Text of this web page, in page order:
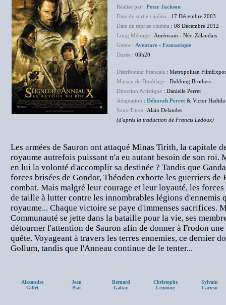
Réalisé par : Peter Jackson
Date de sortie cinéma : 17 Décembre 2003
Date de reprise cinéma : 08 Décembre 2012
Long Métrage : Américain - Néo-Zélandais
Genre : Aventure - Fantastique
Durée : 03h20
Distributeur Français : Metropolitan
Maison de Doublage : Dubbing Brothers
Direction Artistique : Danielle Perret
Adaptation : Déborah Perret & Victor Hadida
Sous-Titres : Alain Delandes
(d'après la traduction de Francis Ledoux)
Les armées de Sauron ont attaqué Minas Tirith, la capitale
royaume autrefois puissant n'a eu autant besoin de son
en lui la volonté d'accomplir sa destinée ? Tandis que
forces brisées de Gondor, Théoden exhorte les guerriers de
combat. Mais malgré leur courage et leur loyauté, les forces
de taille à lutter contre les innombrables légions d'ennemis
royaume... Chaque victoire se paye d'immenses sacrifices.
Communauté se jette dans la bataille pour la vie, ses
détourner l'attention de Sauron afin de donner à Frodon
quête. Voyageant à travers les terres ennemies, ce dernier
Gollum, tandis que l'Anneau continue de le tenter...
Alexandre
Gillet
Jean
Piat
Bernard
Gabay
Christophe
Lemoine
Sylvain
Caruso